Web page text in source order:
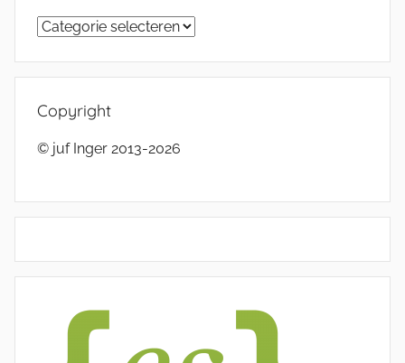
Categorieën
Copyright
© juf Inger 2013-2026